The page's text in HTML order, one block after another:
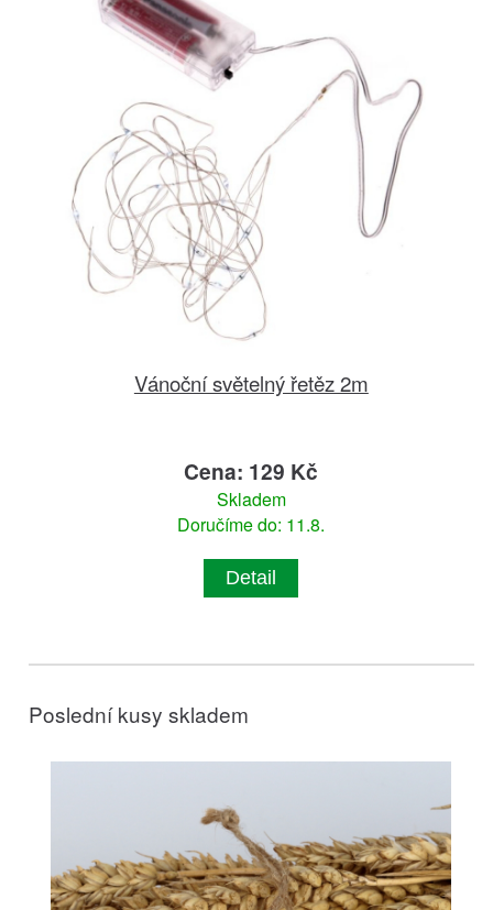
Vánoční světelný řetěz 2m
Cena: 129 Kč
Skladem
Doručíme do: 11.8.
Detail
Poslední kusy skladem